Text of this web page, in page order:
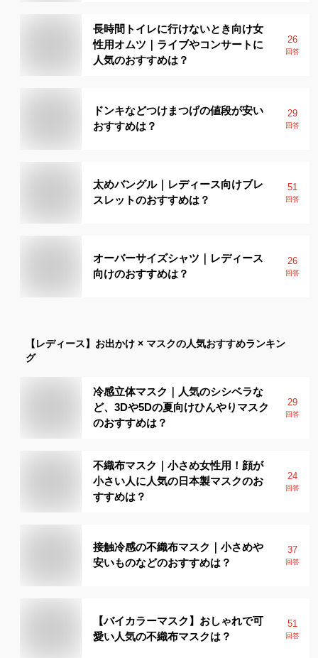
長時間トイレに行けないとき向け女
性用オムツ｜ライブやコンサートに
人気のおすすめは？
26
回答
ドンキなどつけまつげの値段が安い
おすすめは？
29
回答
太めバングル｜レディース向けブレ
スレットのおすすめは？
51
回答
オーバーサイズシャツ｜レディース
向けのおすすめは？
26
回答
【レディース】 お出かけ × マスクの人気おすすめランキン
グ
冷感立体マスク｜人気のシシベラな
ど、3Dや5Dの夏向けひんやりマスク
のおすすめは？
29
回答
不織布マスク｜小さめ女性用！顔が
小さい人に人気の日本製マスクのお
すすめは？
24
回答
接触冷感の不織布マスク｜小さめや
安いものなどのおすすめは？
37
回答
【バイカラーマスク】おしゃれで可
愛い人気の不織布マスクは？
51
回答